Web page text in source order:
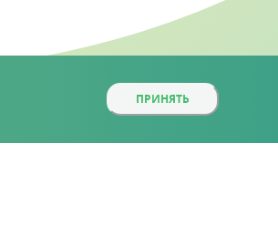
ПРИНЯТЬ